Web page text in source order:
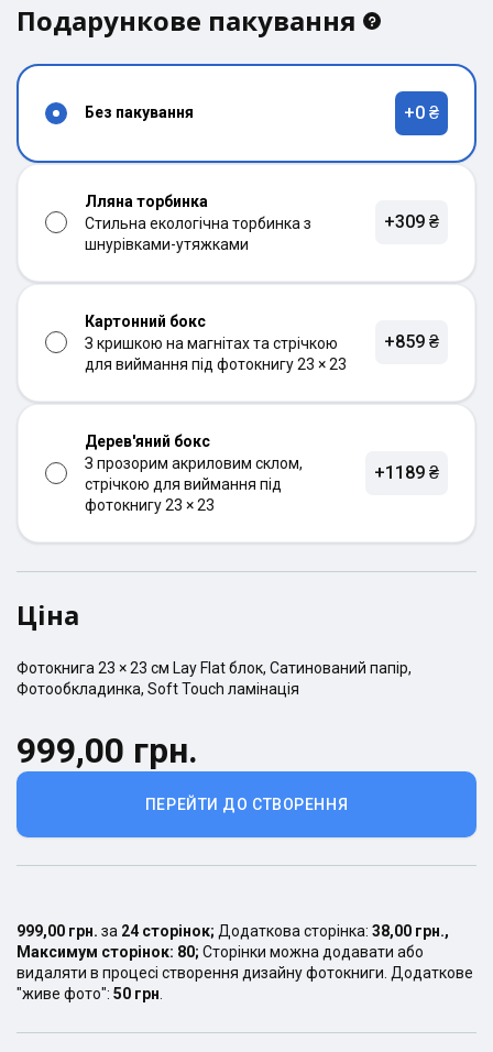
Подарункове пакування
Без пакування +0 ₴
Лляна торбинка
Стильна екологічна торбинка з
шнурівками-утяжками
+309 ₴
Картонний бокс
З кришкою на магнітах та стрічкою
для виймання під фотокнигу 23 × 23
+859 ₴
Дерев'яний бокс
З прозорим акриловим склом,
стрічкою для виймання під
фотокнигу 23 × 23
+1189 ₴
Ціна
Фотокнига 23 × 23 см Lay Flatблок, Сатинований папір,
Фотообкладинка, Soft Touch ламінація
ПЕРЕЙТИ ДО СТВОРЕННЯ
999,00 грн.
999,00 грн. за 24 сторінок; Додаткова сторінка: 38,00 грн.,
Максимум сторінок: 80; Сторінки можна додавати або
видаляти в процесі створення дизайну фотокниги. Додаткове
"живе фото": 50 грн